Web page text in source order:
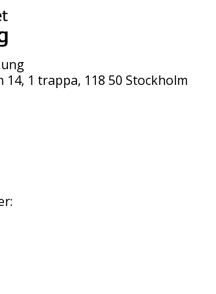
1 trappa, 118 50 Stockholm